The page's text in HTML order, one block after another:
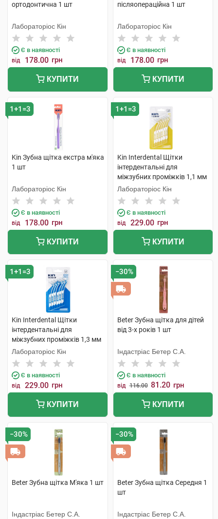
ортодонтична 1 шт
Лабораторіос Кін
Є в наявності
від 178.00 грн
КУПИТИ
післяопераційна 1 шт
Лабораторіос Кін
Є в наявності
від 178.00 грн
КУПИТИ
1+1=3
Kin Зубна щітка екстра м'яка
1 шт
Лабораторіос Кін
Є в наявності
від 178.00 грн
КУПИТИ
1+1=3
Kin Interdental Щітки
інтердентальні для
міжзубних проміжків 1,1 мм
6 шт
Лабораторіос Кін
Є в наявності
від 229.00 грн
КУПИТИ
1+1=3
Kin Interdental Щітки
інтердентальні для
міжзубних проміжків 1,3 мм
6 шт
Лабораторіос Кін
Є в наявності
від 229.00 грн
КУПИТИ
−30%
Beter Зубна щітка для дітей
від 3-х років 1 шт
Індастріас Бетер С.А.
Є в наявності
від 116.00 81.20 грн
КУПИТИ
−30%
Beter Зубна щітка М'яка 1 шт
Індастріас Бетер С.А.
−30%
Beter Зубна щітка Середня 1
шт
Індастріас Бетер С.А.